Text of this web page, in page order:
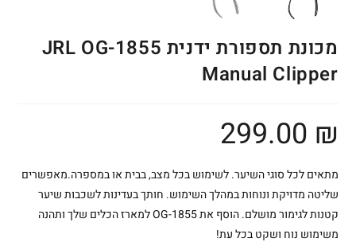
מכונת תספורת ידנית JRL OG-1855
Manual Clipper
299.00 ₪
מתאים לכל סוגי השיער. לשימוש בכל מצב, בבית או במספרה.מאפשרים
שליטה מדויקת ונוחות במהלך השימוש. חותך בעדינות לשכבות שיער
קטנות לגימור מושלם. הוסף את OG-1855 למארז הכלים שלך ותהנה
משימוש נוח ושקט בכל עת!